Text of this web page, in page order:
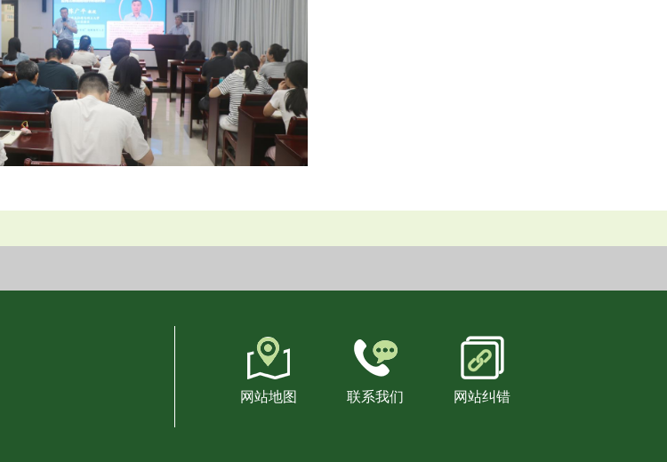
网站地图 联系我们 网站纠错